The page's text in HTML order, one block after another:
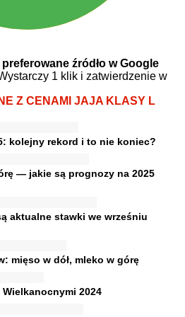
źródło w Google
1 klik i zatwierdzenie w
Z CENAMI JAJA KLASY L
kolejny rekord i to nie koniec?
— jakie są prognozy na 2025
aktualne stawki we wrześniu
mięso w dół, mleko w górę
2024